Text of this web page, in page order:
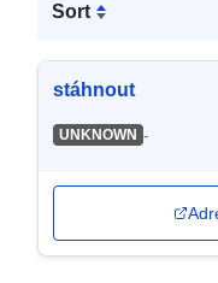
Sort
stáhnout
UNKNOWN -